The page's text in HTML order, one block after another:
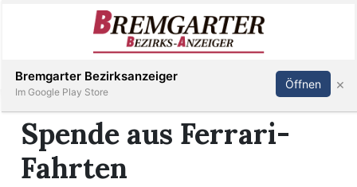
Immobilien
Inserieren Abonnieren Anmelden
Spende aus Ferrari-
Fahrten
Bremgarter Bezirksanzeiger
Im Google Play Store
Öffnen ×